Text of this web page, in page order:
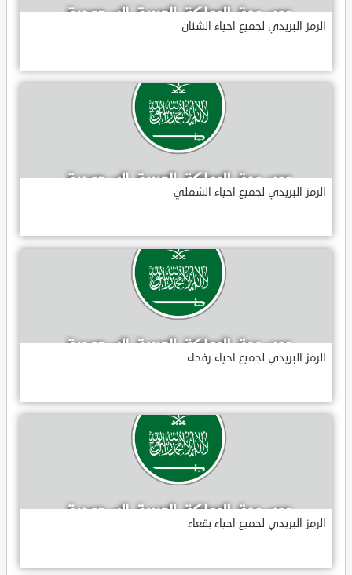
الرمز البريدي لجميع احياء الشنان
الرمز البريدي لجميع احياء الشملي
الرمز البريدي لجميع احياء رفحاء
الرمز البريدي لجميع احياء بقعاء